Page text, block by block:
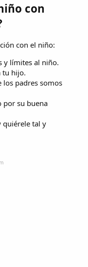
con
con el niño:
y límites al niño.
tu hijo.
los padres somos
por su buena
quiérele tal y